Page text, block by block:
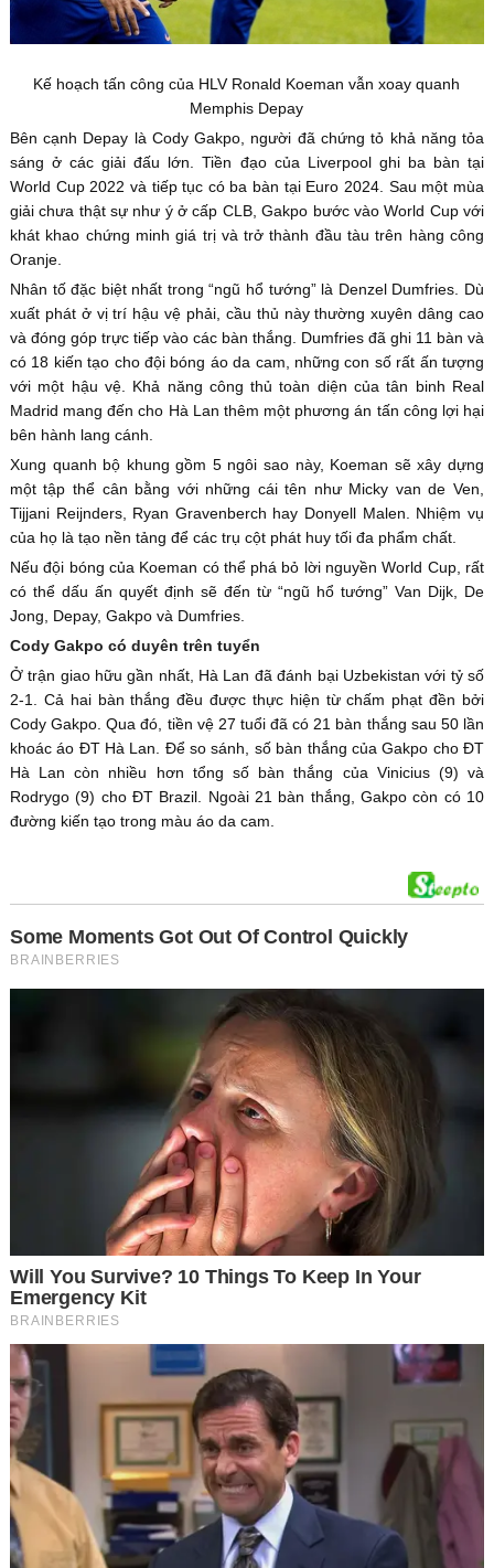
Kế hoạch tấn công của HLV Ronald Koeman vẫn xoay quanh
Memphis Depay
Bên cạnh Depay là Cody Gakpo, người đã chứng tỏ khả năng tỏa
sáng ở các giải đấu lớn. Tiền đạo của Liverpool ghi ba bàn tại
World Cup 2022 và tiếp tục có ba bàn tại Euro 2024. Sau một mùa
giải chưa thật sự như ý ở cấp CLB, Gakpo bước vào World Cup với
khát khao chứng minh giá trị và trở thành đầu tàu trên hàng công
Oranje.
Nhân tố đặc biệt nhất trong “ngũ hổ tướng” là Denzel Dumfries. Dù
xuất phát ở vị trí hậu vệ phải, cầu thủ này thường xuyên dâng cao
và đóng góp trực tiếp vào các bàn thắng. Dumfries đã ghi 11 bàn và
có 18 kiến tạo cho đội bóng áo da cam, những con số rất ấn tượng
với một hậu vệ. Khả năng công thủ toàn diện của tân binh Real
Madrid mang đến cho Hà Lan thêm một phương án tấn công lợi hại
bên hành lang cánh.
Xung quanh bộ khung gồm 5 ngôi sao này, Koeman sẽ xây dựng
một tập thể cân bằng với những cái tên như Micky van de Ven,
Tijjani Reijnders, Ryan Gravenberch hay Donyell Malen. Nhiệm vụ
của họ là tạo nền tảng để các trụ cột phát huy tối đa phẩm chất.
Nếu đội bóng của Koeman có thể phá bỏ lời nguyền World Cup, rất
có thể dấu ấn quyết định sẽ đến từ “ngũ hổ tướng” Van Dijk, De
Jong, Depay, Gakpo và Dumfries.
Cody Gakpo có duyên trên tuyển
Ở trận giao hữu gần nhất, Hà Lan đã đánh bại Uzbekistan với tỷ số
2-1. Cả hai bàn thắng đều được thực hiện từ chấm phạt đền bởi
Cody Gakpo. Qua đó, tiền vệ 27 tuổi đã có 21 bàn thắng sau 50 lần
khoác áo ĐT Hà Lan. Để so sánh, số bàn thắng của Gakpo cho ĐT
Hà Lan còn nhiều hơn tổng số bàn thắng của Vinicius (9) và
Rodrygo (9) cho ĐT Brazil. Ngoài 21 bàn thắng, Gakpo còn có 10
đường kiến tạo trong màu áo da cam.